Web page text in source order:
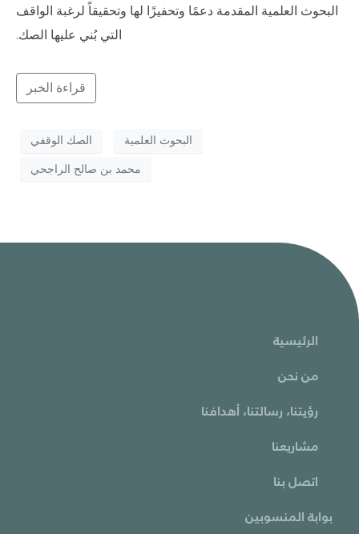
البحوث العلمية المقدمة دعمًا وتحفيزًا لها وتحقيقاً لرغبة الواقف
التي بُني عليها الصك.
قراءة الخبر
البحوث العلمية
الصك الوقفي
محمد بن صالح الراجحي
الرئيسية
من نحن
رؤيتنا، رسالتنا، أهدافنا
مشاريعنا
اتصل بنا
بوابة المنسوبين